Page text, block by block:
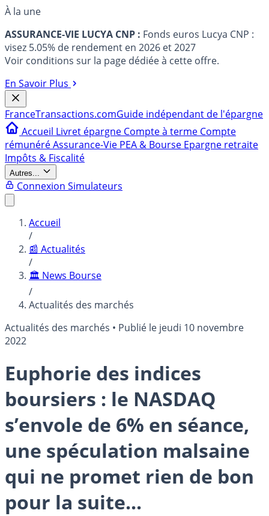
À la une
ASSURANCE-VIE LUCYA CNP : Fonds euros Lucya CNP :
visez 5.05% de rendement en 2026 et 2027
Voir conditions sur la page dédiée à cette offre.
En Savoir Plus
FranceTransactions.comGuide indépendant de l'épargne
Accueil Livret épargne Compte à terme Compte
rémunéréAssurance-Vie PEA & Bourse Epargne retraite
Impôts & Fiscalité
Autres...
Connexion Simulateurs
Accueil
/
📰 Actualités
/
🏛️ News Bourse
/
Actualités des marchés
Actualités des marchés • Publié le jeudi 10 novembre
2022
Euphorie des indices
boursiers : le NASDAQ
s’envole de 6% en séance,
une spéculation malsaine
qui ne promet rien de bon
pour la suite...